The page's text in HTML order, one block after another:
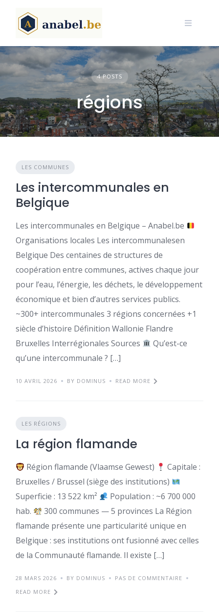
content
4 POSTS
régions
LES COMMUNES
Les intercommunales en
Belgique
Les intercommunales en Belgique – Anabel.be
Organisations locales Les intercommunalesen
Belgique Des centaines de structures de
coopération entre communes, actives chaque jour
pour l’eau, l’énergie, les déchets, le développement
économique et bien d’autres services publics.
~300+ intercommunales 3 régions concernées +1
siècle d’histoire Définition Wallonie Flandre
Bruxelles Interrégionales Sources
Qu’est-ce
qu’une intercommunale ? […]
10 AVRIL 2026 BY DOMINUS READ MORE
LES RÉGIONS
La région flamande
Région flamande (Vlaamse Gewest)
Capitale :
Bruxelles / Brussel (siège des institutions)
Superficie : 13 522 km²
Population : ~6 700 000
hab.
300 communes — 5 provinces La Région
flamande présente une particularité unique en
Belgique : ses institutions ont fusionné avec celles
de la Communauté flamande. Il existe […]
28 MARS 2026 BY DOMINUS
PAS DE COMMENTAIRE
READ MORE